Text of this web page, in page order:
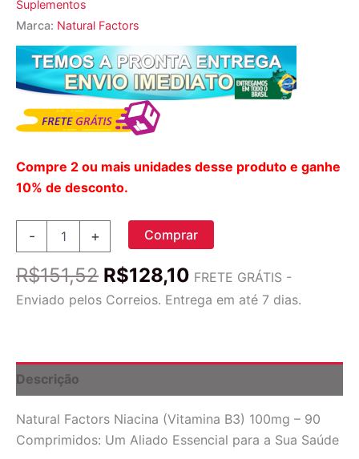
Suplementos
Marca: Natural Factors
Compre 2 ou mais unidades desse produto e ganhe
10% de desconto.
-
(Vitamina
100mg
Cardiovascular
Bem-
Estar
quantidade
+ Comprar
R$151,52 O
preço
R$151,52.
R$128,10 O
preço
R$128,10.
FRETE GRÁTIS -
Enviado pelos Correios. Entrega em até 7 dias.
Descrição
Natural Factors Niacina (Vitamina B3) 100mg – 90
Comprimidos: Um Aliado Essencial para a Sua Saúde